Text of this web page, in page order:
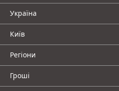
Україна
Київ
Регіони
Гроші